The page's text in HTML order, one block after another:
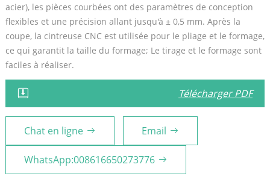
acier), les pièces courbées ont des paramètres de conception
flexibles et une précision allant jusqu'à ± 0,5 mm. Après la
coupe, la cintreuse CNC est utilisée pour le pliage et le formage,
ce qui garantit la taille du formage; Le tirage et le formage sont
faciles à réaliser.
Télécharger PDF
Chat en ligne Email
WhatsApp:008616650273776